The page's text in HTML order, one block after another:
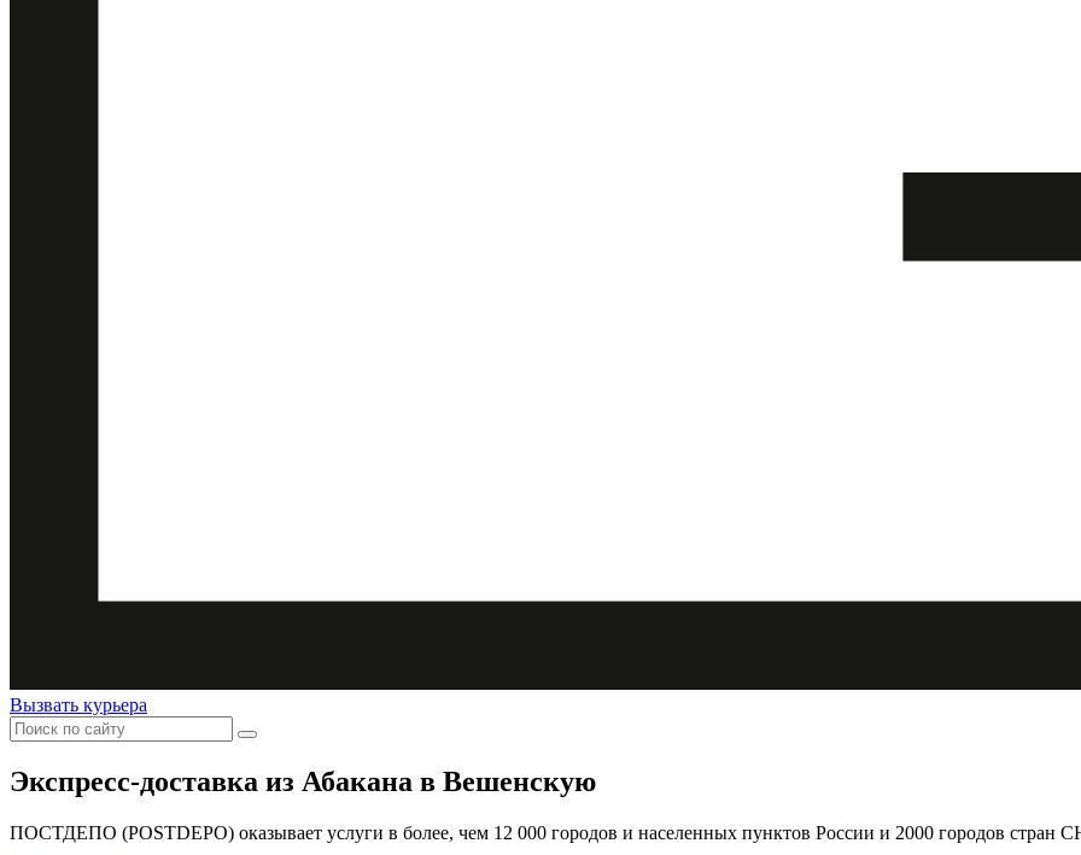
Вызвать курьера
Экспресс-доставка из Абакана в Вешенскую
ПОСТДЕПО (POSTDEPO) оказывает услуги в более, чем 12 000 городов и населенных пунктов России и 2000 городов стран